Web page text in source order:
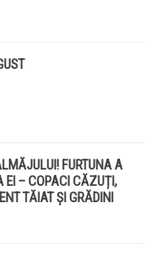
FURTUNA A
EI – COPACI CĂZUȚI,
TĂIAT ȘI GRĂDINI